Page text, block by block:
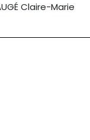
Claire-Marie